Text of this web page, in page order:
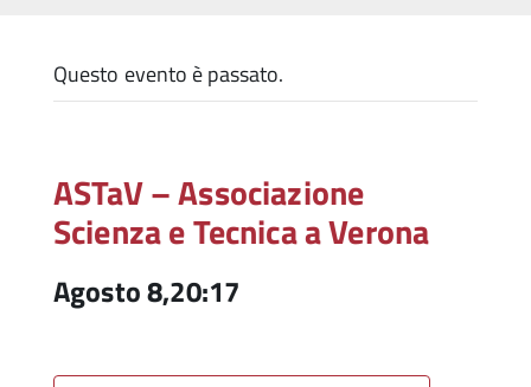
Questo evento è passato.
ASTaV – Associazione
Scienza e Tecnica a Verona
Agosto 8,20:17